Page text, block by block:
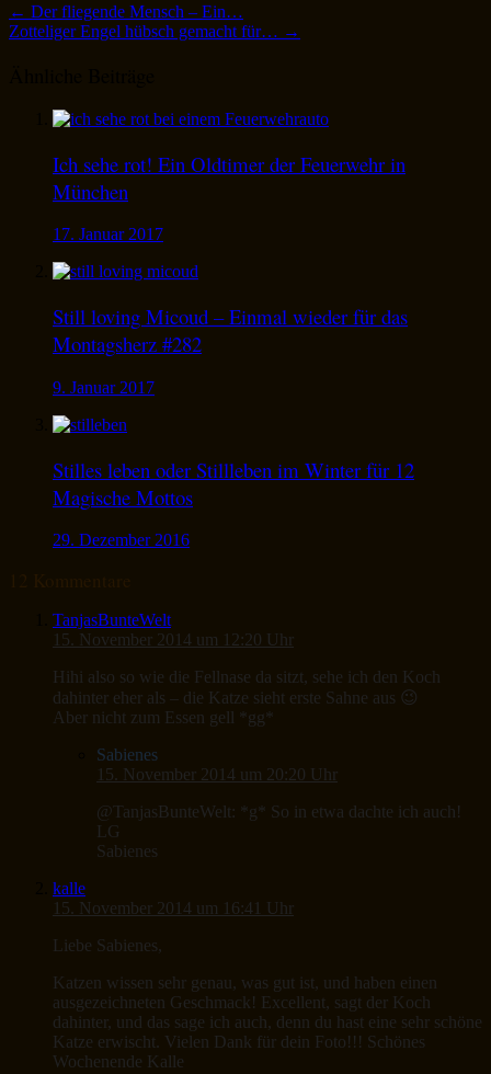
← Der fliegende Mensch – Ein…
Zotteliger Engel hübsch gemacht für… →
Ich sehe rot! Ein Oldtimer der Feuerwehr in
München
17. Januar 2017
Still loving Micoud – Einmal wieder für das
Montagsherz #282
9. Januar 2017
Stilles leben oder Stillleben im Winter für 12
Magische Mottos
29. Dezember 2016
TanjasBunteWelt
15. November 2014 um 12:20 Uhr
Hihi also so wie die Fellnase da sitzt, sehe ich den Koch
dahinter eher als – die Katze sieht erste Sahne aus 😉
Aber nicht zum Essen gell *gg*
Sabienes
15. November 2014 um 20:20 Uhr
@TanjasBunteWelt: *g* So in etwa dachte ich auch!
LG
Sabienes
kalle
15. November 2014 um 16:41 Uhr
Liebe Sabienes,
Katzen wissen sehr genau, was gut ist, und haben einen
ausgezeichneten Geschmack! Excellent, sagt der Koch
dahinter, und das sage ich auch, denn du hast eine sehr schöne
Katze erwischt. Vielen Dank für dein Foto!!! Schönes
Wochenende Kalle